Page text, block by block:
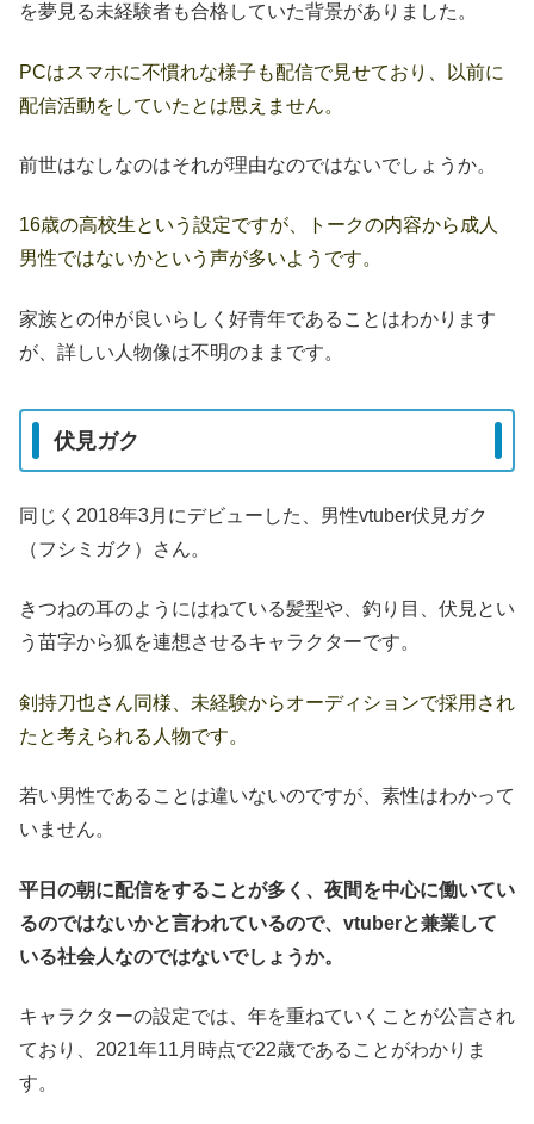
を夢見る未経験者も合格していた背景がありました。
PCはスマホに不慣れな様子も配信で見せており、以前に
配信活動をしていたとは思えません。
前世はなしなのはそれが理由なのではないでしょうか。
16歳の高校生という設定ですが、トークの内容から成人
男性ではないかという声が多いようです。
家族との仲が良いらしく好青年であることはわかります
が、詳しい人物像は不明のままです。
伏見ガク
同じく2018年3月にデビューした、男性vtuber伏見ガク
（フシミガク）さん。
きつねの耳のようにはねている髪型や、釣り目、伏見とい
う苗字から狐を連想させるキャラクターです。
剣持刀也さん同様、未経験からオーディションで採用され
たと考えられる人物です。
若い男性であることは違いないのですが、素性はわかって
いません。
平日の朝に配信をすることが多く、夜間を中心に働いてい
るのではないかと言われているので、 vtuberと兼業して
いる社会人なのではないでしょうか。
キャラクターの設定では、年を重ねていくことが公言され
ており、2021年11月時点で22歳であることがわかりま
す。